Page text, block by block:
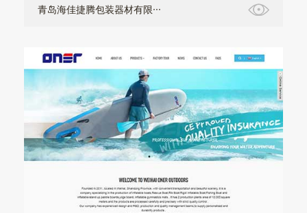
青岛海佳捷腾包装器材有限···